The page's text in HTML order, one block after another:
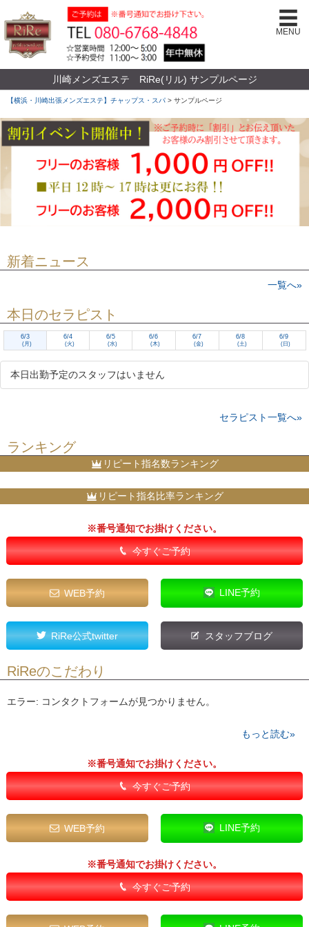
川崎メンズエステ RiRe(リル) サンプルページ
MENU
【横浜・川崎出張メンズエステ】チャップス・スパ > サンプルページ
新着ニュース
一覧へ»
本日のセラピスト
6/3
(月)
6/4
(火)
6/5
(水)
6/6
(木)
6/7
(金)
6/8
(土)
6/9
(日)
本日出勤予定のスタッフはいません
セラピスト一覧へ»
ランキング
リピート指名数ランキング
リピート指名比率ランキング
※番号通知でお掛けください。
今すぐご予約
WEB予約 LINE予約
RiRe公式twitter スタッフブログ
RiReのこだわり
エラー: コンタクトフォームが見つかりません。
もっと読む»
※番号通知でお掛けください。
今すぐご予約
WEB予約 LINE予約
※番号通知でお掛けください。
今すぐご予約